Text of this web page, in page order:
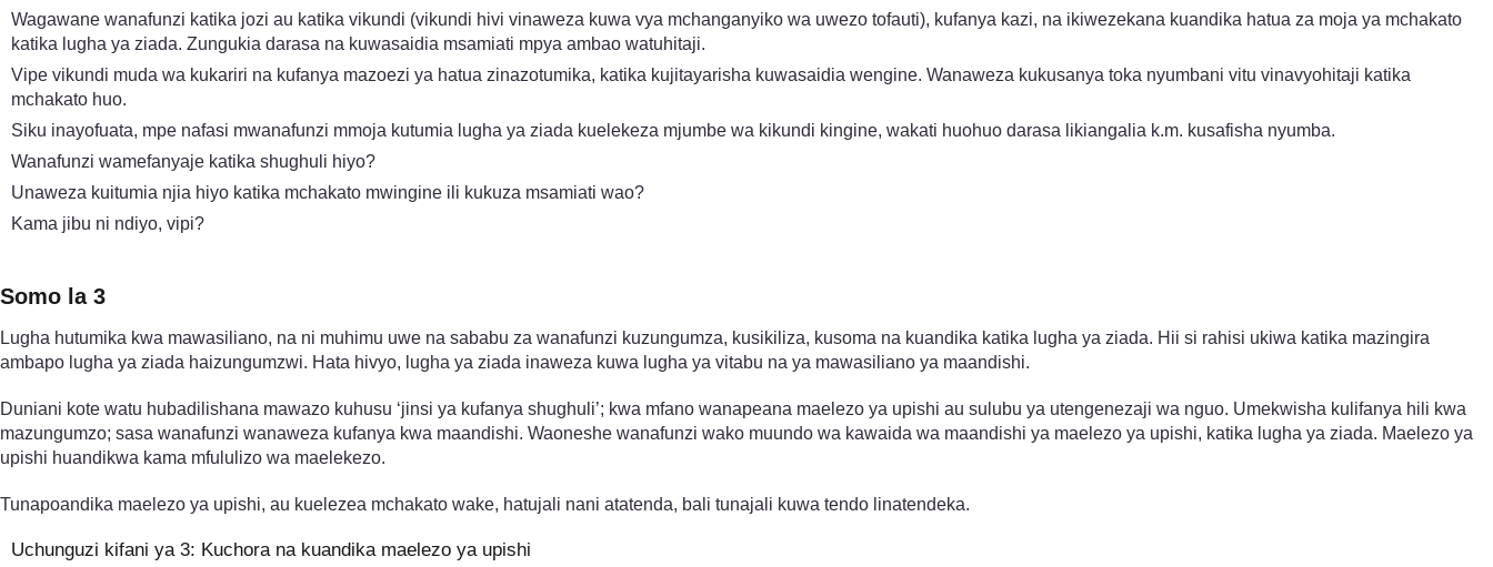
Wagawane wanafunzi katika jozi au katika vikundi (vikundi hivi vinaweza kuwa vya mchanganyiko wa uwezo tofauti), kufanya kazi, na ikiwezekana kuandika hatua za moja ya mchakato
katika lugha ya ziada. Zungukia darasa na kuwasaidia msamiati mpya ambao watuhitaji.
Vipe vikundi muda wa kukariri na kufanya mazoezi ya hatua zinazotumika, katika kujitayarisha kuwasaidia wengine. Wanaweza kukusanya toka nyumbani vitu vinavyohitaji katika
mchakato huo.
Siku inayofuata, mpe nafasi mwanafunzi mmoja kutumia lugha ya ziada kuelekeza mjumbe wa kikundi kingine, wakati huohuo darasa likiangalia k.m. kusafisha nyumba.
Wanafunzi wamefanyaje katika shughuli hiyo?
Unaweza kuitumia njia hiyo katika mchakato mwingine ili kukuza msamiati wao?
Kama jibu ni ndiyo, vipi?
Somo la 3
Lugha hutumika kwa mawasiliano, na ni muhimu uwe na sababu za wanafunzi kuzungumza, kusikiliza, kusoma na kuandika katika lugha ya ziada. Hii si rahisi ukiwa katika mazingira
ambapo lugha ya ziada haizungumzwi. Hata hivyo, lugha ya ziada inaweza kuwa lugha ya vitabu na ya mawasiliano ya maandishi.
Duniani kote watu hubadilishana mawazo kuhusu ‘jinsi ya kufanya shughuli’; kwa mfano wanapeana maelezo ya upishi au sulubu ya utengenezaji wa nguo. Umekwisha kulifanya hili kwa
mazungumzo; sasa wanafunzi wanaweza kufanya kwa maandishi. Waoneshe wanafunzi wako muundo wa kawaida wa maandishi ya maelezo ya upishi, katika lugha ya ziada. Maelezo ya
upishi huandikwa kama mfululizo wa maelekezo.
Tunapoandika maelezo ya upishi, au kuelezea mchakato wake, hatujali nani atatenda, bali tunajali kuwa tendo linatendeka.
Uchunguzi kifani ya 3: Kuchora na kuandika maelezo ya upishi